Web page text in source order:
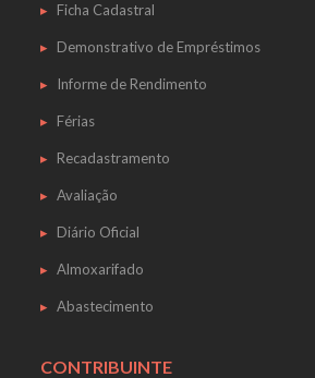
Ficha Cadastral
Demonstrativo de Empréstimos
Informe de Rendimento
Férias
Recadastramento
Avaliação
Diário Oficial
Almoxarifado
Abastecimento
CONTRIBUINTE